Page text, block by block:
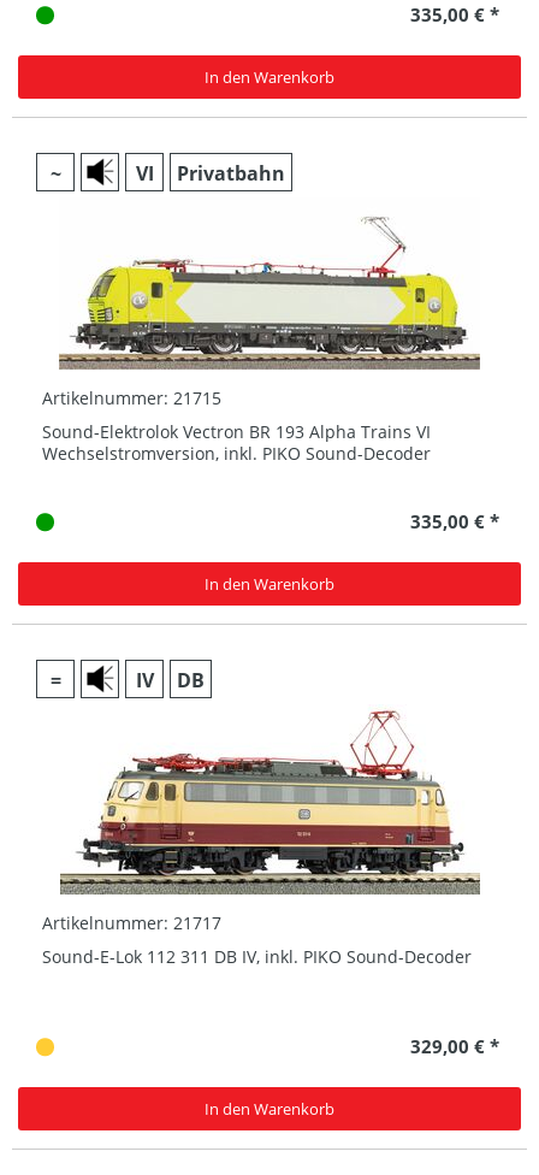
335,00 € *
In den Warenkorb
~ VI Privatbahn
Artikelnummer: 21715
Sound-Elektrolok Vectron BR 193 Alpha Trains VI
Wechselstromversion, inkl. PIKO Sound-Decoder
335,00 € *
In den Warenkorb
= IV DB
Artikelnummer: 21717
Sound-E-Lok 112 311 DB IV, inkl. PIKO Sound-Decoder
329,00 € *
In den Warenkorb